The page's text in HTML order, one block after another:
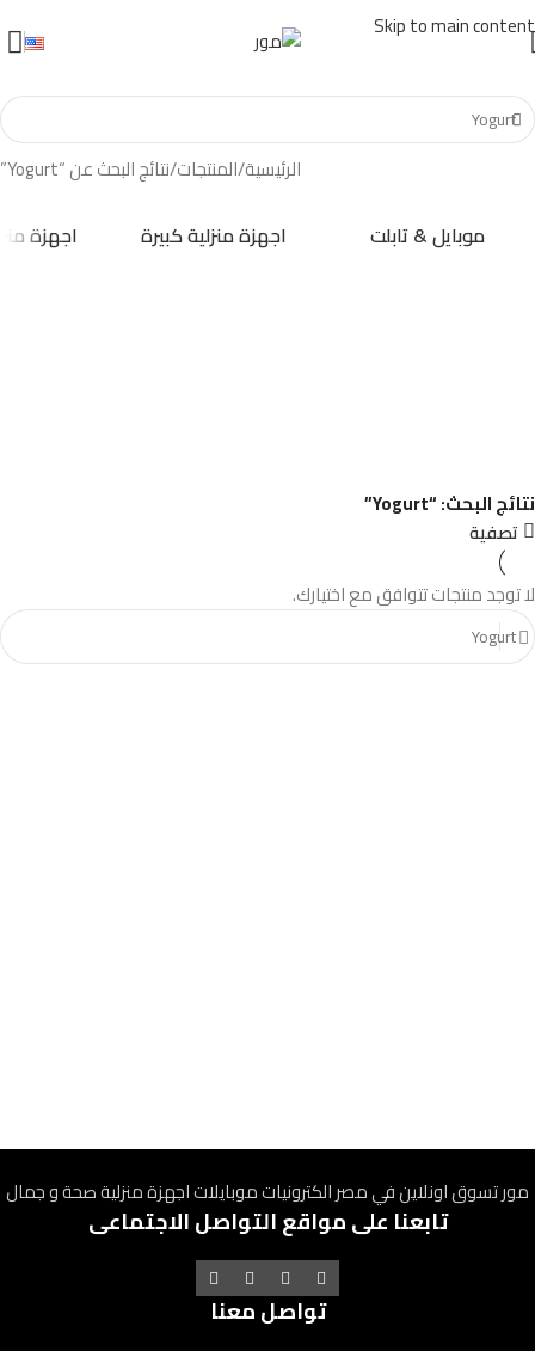
Skip to main content
الرئيسية المنتجات نتائج البحث عن “Yogurt”
موبايل & تابلت اجهزة منزلية كبيرة اجهزة
نتائج البحث: “Yogurt”
تصفية
لا توجد منتجات تتوافق مع اختيارك.
مور تسوق اونلاين في مصر الكترونيات موبايلات اجهزة منزلية صحة و جمال
تابعنا على مواقع التواصل الاجتماعى
تواصل معنا